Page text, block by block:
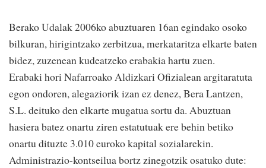
Berako Udalak 2006ko abuztuaren 16an egindako osoko
bilkuran, hirigintzako zerbitzua, merkataritza elkarte baten
bidez, zuzenean kudeatzeko erabakia hartu zuen.
Erabaki hori Nafarroako Aldizkari Ofizialean argitaratuta
egon ondoren, alegaziorik izan ez denez, Bera Lantzen,
S.L. deituko den elkarte mugatua sortu da. Abuztuan
hasiera batez onartu ziren estatutuak ere behin betiko
onartu dituzte 3.010 euroko kapital sozialarekin.
Administrazio-kontseilua bortz zinegotzik osatuko dute: